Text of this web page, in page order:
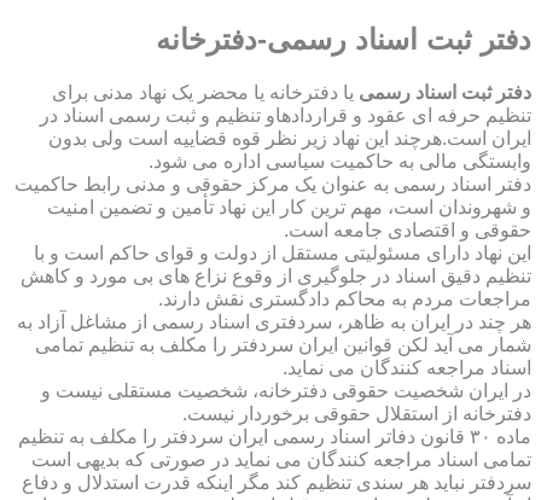
دفتر ثبت اسناد رسمی-دفترخانه
دفتر ثبت اسناد رسمی یا دفترخانه یا محضر یک نهاد مدنی برای
تنظیم حرفه ای عقود و قراردادهاو تنظیم و ثبت رسمی اسناد در
ایران است.هرچند این نهاد زیر نظر قوه قضاییه است ولی بدون
وابستگی مالی به حاکمیت سیاسی اداره می شود.
دفتر اسناد رسمی به عنوان یک مرکز حقوقی و مدنی رابط حاکمیت
و شهروندان است، مهم ترین کار این نهاد تأمین و تضمین امنیت
حقوقی و اقتصادی جامعه است.
این نهاد دارای مسئولیتی مستقل از دولت و قوای حاکم است و با
تنظیم دقیق اسناد در جلوگیری از وقوع نزاع های بی مورد و کاهش
مراجعات مردم به محاکم دادگستری نقش دارند.
هر چند در ایران به ظاهر، سردفتری اسناد رسمی از مشاغل آزاد به
شمار می آید لکن قوانین ایران سردفتر را مکلف به تنظیم تمامی
اسناد مراجعه کنندگان می نماید.
در ایران شخصیت حقوقی دفترخانه، شخصیت مستقلی نیست و
دفترخانه از استقلال حقوقی برخوردار نیست.
ماده ۳۰ قانون دفاتر اسناد رسمی ایران سردفتر را مکلف به تنظیم
تمامی اسناد مراجعه کنندگان می نماید در صورتی که بدیهی است
سردفتر نباید هر سندی تنظیم کند مگر اینکه قدرت استدلال و دفاع